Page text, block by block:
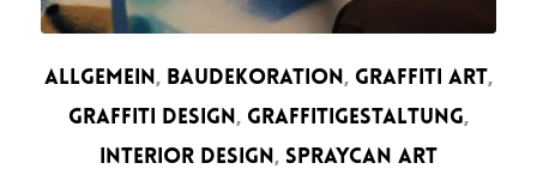
ALLGEMEIN, BAUDEKORATION, GRAFFITI ART,
GRAFFITI DESIGN, GRAFFITIGESTALTUNG,
INTERIOR DESIGN, SPRAYCAN ART